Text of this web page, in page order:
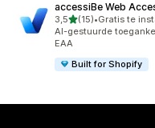
accessiBe Web
3,5van 5 sterren
(15)
15 recensies in totaal
•Gratis te
AI-gestuurde
EAA
Built for Shopify